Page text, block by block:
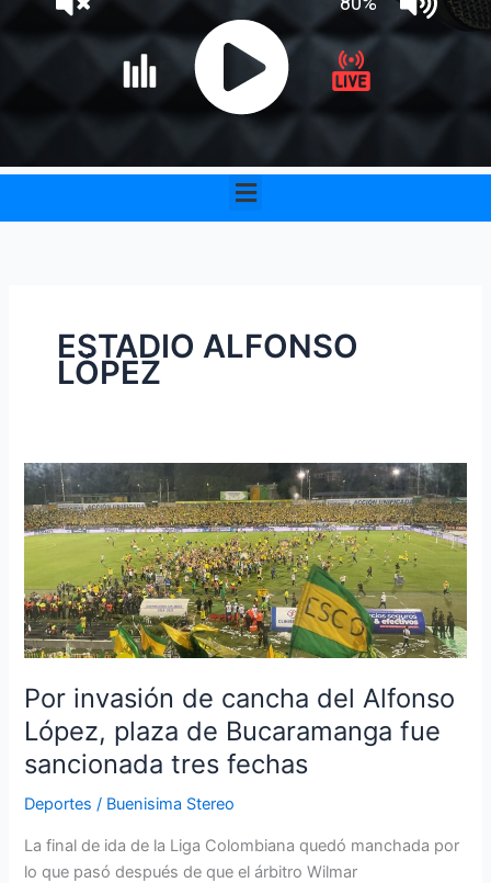
Menu
ESTADIO ALFONSO
LÓPEZ
Por invasión de cancha del Alfonso
López, plaza de Bucaramanga fue
sancionada tres fechas
Deportes / Buenisima Stereo
La final de ida de la Liga Colombiana quedó manchada por
lo que pasó después de que el árbitro Wilmar
Por
invasión
de
Alfonso
López,
plaza
de
Bucaramanga
fue
sancionada
fechas